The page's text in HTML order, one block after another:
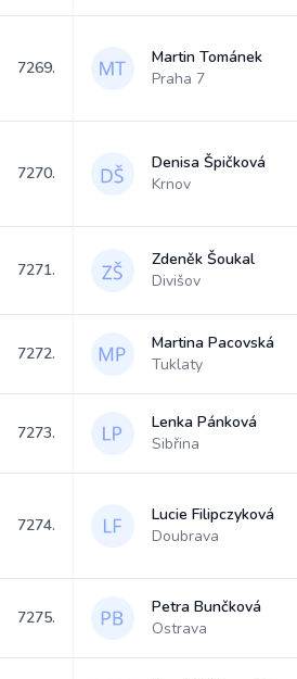
7269.
Martin Tománek
Praha 7
7270.
Denisa Špičková
Krnov
7271.
Zdeněk Šoukal
Divišov
7272.
Martina Pacovská
Tuklaty
7273.
Lenka Pánková
Sibřina
7274.
Lucie Filipczyková
Doubrava
7275.
Petra Bunčková
Ostrava